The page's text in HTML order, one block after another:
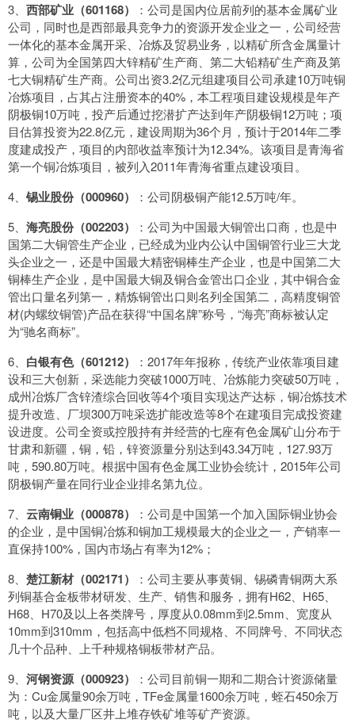
3、 西部矿业（601168）
：公司是国内位居前列的基本金属矿业
公司，同时也是西部最具竞争力的资源开发企业之一，公司经营
一体化的基本金属开采、冶炼及贸易业务，以精矿所含金属量计
算，公司为全国第四大锌精矿生产商、第二大铅精矿生产商及第
七大铜精矿生产商。公司出资3.2亿元组建项目公司承建10万吨铜
冶炼项目，占其占注册资本的40%，本工程项目建设规模是年产
阴极铜10万吨，投产后通过挖潜扩产达到年产阴极铜12万吨；项
目估算投资为22.8亿元，建设周期为36个月，预计于2014年二季
度建成投产，项目的内部收益率预计为12.34%。该项目是青海省
第一个铜冶炼项目，被列入2011年青海省重点建设项目。
4、 锡业股份（000960）
：公司阴极铜产能12.5万吨/年。
5、 海亮股份（002203）
：公司为中国最大铜管出口商，也是中
国第二大铜管生产企业，已经成为业内公认中国铜管行业三大龙
头企业之一，还是中国最大精密铜棒生产企业，也是中国第二大
铜棒生产企业，是中国最大铜及铜合金管出口企业，其中铜合金
管出口量名列第一，精炼铜管出口则名列全国第二，高精度铜管
材(内螺纹铜管)产品在获得“中国名牌”称号，“海亮”商标被认定
为“驰名商标”。
6、 白银有色（601212）
：2017年年报称，传统产业依靠项目建
设和三大创新，采选能力突破1000万吨、冶炼能力突破50万吨，
成州冶炼厂含锌渣综合回收等4个项目实现达产达标，铜冶炼技术
提升改造、厂坝300万吨采选扩能改造等8个在建项目完成投资建
设进度。公司全资或控股持有并经营的七座有色金属矿山分布于
甘肃和新疆，铜，铅，锌资源量分别达到43.34万吨，127.93万
吨，590.80万吨。根据中国有色金属工业协会统计，2015年公司
阴极铜产量在同行业企业排名第九位。
7、 云南铜业（000878）
：公司是中国第一个加入国际铜业协会
的企业，是中国铜冶炼和铜加工规模最大的企业之一，产销率一
直保持100%，国内市场占有率为12%；
8、 楚江新材（002171）
：公司主要从事黄铜、锡磷青铜两大系
列铜基合金板带材研发、生产、销售和服务，拥有H62、H65、
H68、H70及以上各类牌号，厚度从0.08mm到2.5mm、宽度从
10mm到310mm，包括高中低档不同规格、不同牌号、不同状态
几十个品种、上千种规格铜板带材产品。
9、 河钢资源（000923）
：公司目前铜一期和二期合计资源储量
为：Cu金属量90余万吨，TFe金属量1600余万吨，蛭石450余万
吨，以及大量厂区井上堆存铁矿堆等矿产资源。